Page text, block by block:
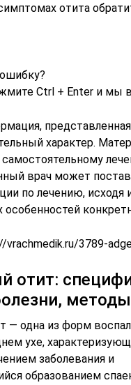
отита
Ctrl + Enter и мы
характер.
врач может
по лечению, исходя
vrachmedik.ru/3789-
отит:
— одна из форм
ухе,
заболевания и
образованием